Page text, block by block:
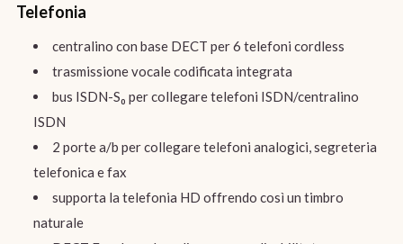
Telefonia
centralino con base DECT per 6 telefoni cordless
trasmissione vocale codificata integrata
bus ISDN-S₀ per collegare telefoni ISDN/centralino
ISDN
2 porte a/b per collegare telefoni analogici, segreteria
telefonica e fax
supporta la telefonia HD offrendo così un timbro
naturale